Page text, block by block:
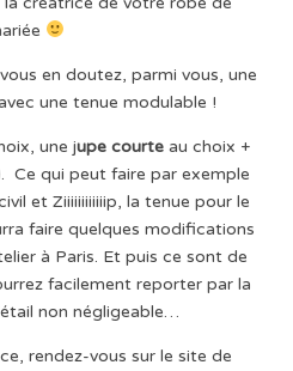
en doutez, parmi vous, une
une tenue modulable !
une jupe courte au choix +
Ce qui peut faire par exemple
et Ziiiiiiiiiiiip, la tenue pour le
faire quelques modifications
à Paris. Et puis ce sont de
facilement reporter par la
non négligeable…
rendez-vous sur le site de